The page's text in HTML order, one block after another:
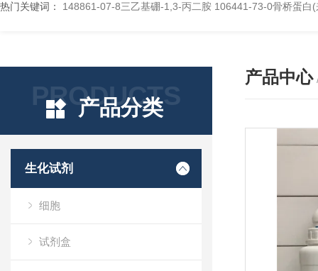
热门关键词： 148861-07-8三乙基硼-1,3-丙二胺 106441-73-0骨桥蛋白
PRODUCTS
产品分类
生化试剂
细胞
试剂盒
产品中心